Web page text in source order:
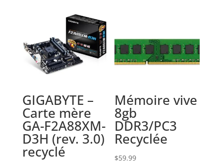
GIGABYTE –
Carte mère
GA-F2A88XM-
D3H (rev. 3.0)
recyclé
Mémoire vive
8gb
DDR3/PC3
Recyclée
$59.99